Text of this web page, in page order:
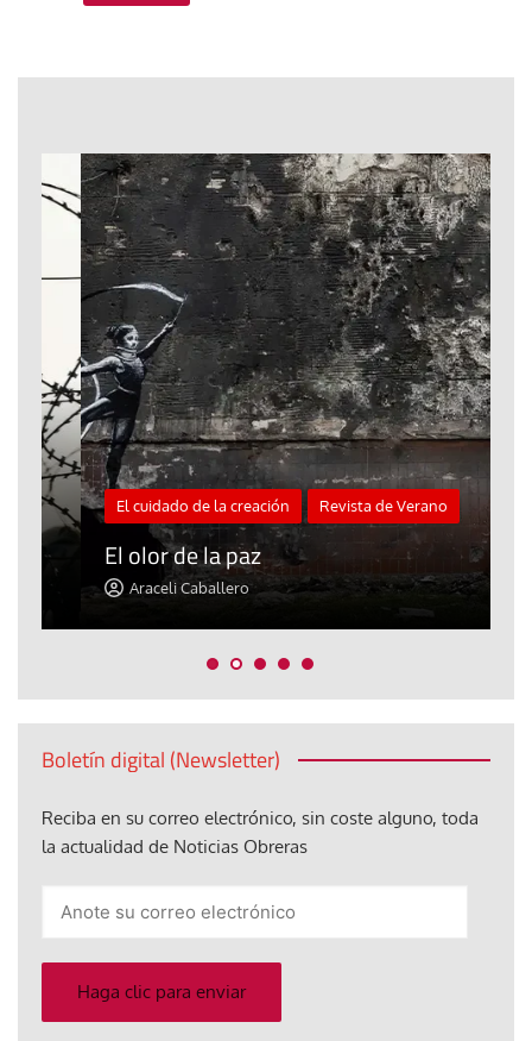
El cuidado de la creación Revista de Verano
El olor de la paz
Araceli Caballero
Boletín digital (Newsletter)
Reciba en su correo electrónico, sin coste alguno, toda
la actualidad de Noticias Obreras
electrónico
Haga clic para enviar